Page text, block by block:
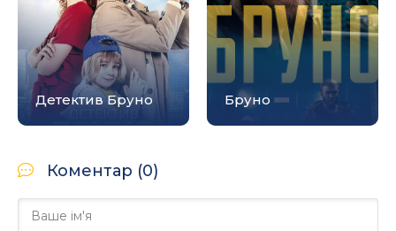
Детектив Бруно Бруно
Коментар (0)